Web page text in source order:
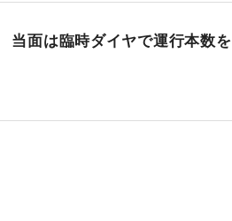
面は臨時ダイヤで運行本数を